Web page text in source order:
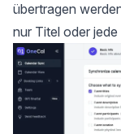
übertragen
nur Titel oder